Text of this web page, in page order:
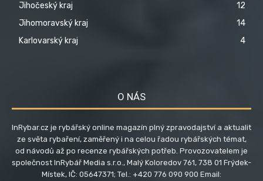
Jihočeský kraj
12
Jihomoravský kraj
14
Karlovarský kraj
4
O NÁS
InRybar.cz je rybářský online magazín plný zpravodajství a aktualit
ze světa rybaření, zaměřený i na celou řadou rybářských témat,
od návodů až po recenze rybářských potřeb. Provozovatelem je
společnost InRybář Media s.r.o., Malý Koloredov 761, 738 01 Frýdek-
Místek, IČ: 05647371; Tel.: +420 776 090 900 Email: